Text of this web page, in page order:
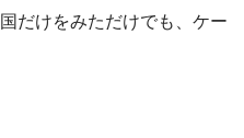
だけをみただけでも、ケー